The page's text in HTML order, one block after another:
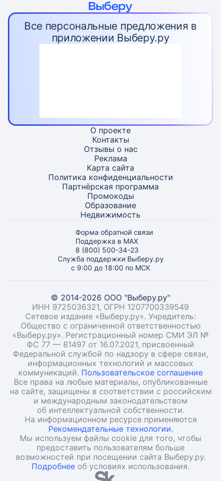
Все персональные предложения в
приложении Выберу.ру
О проекте
Контакты
Отзывы о нас
Реклама
Карта сайта
Политика конфиденциальности
Партнёрская программа
Промокоды
Образование
Недвижимость
Форма обратной связи
Поддержка в MAX
8 (800) 500-34-23
Служба поддержки Выберу.ру
с 9:00 до 18:00 по МСК
© 2014-2026 ООО "Выберу.ру"
ИНН 9725036321, ОГРН 1207700339549
Сетевое издание «Выберу.ру». Учредитель:
Общество с ограниченной ответственностью
«Выберу.ру». Регистрационный номер СМИ ЭЛ №
ФС 77 — 81497 от 16.07.2021, присвоенный
Федеральной службой по надзору в сфере связи,
информационных технологий и массовых
коммуникаций. Пользовательское соглашение
Все права на любые материалы, опубликованные
на сайте, защищены в соответствии с российским
и международным законодательством
об интеллектуальной собственности.
На информационном ресурсе применяются
Рекомендательные технологии.
Мы используем файлы cookie для того, чтобы
предоставить пользователям больше
возможностей при посещении сайта Выберу.ру.
Подробнее об условиях использования.